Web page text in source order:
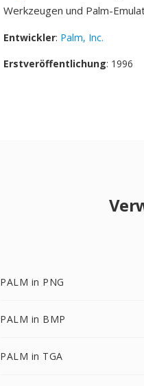
Werkzeugen und Palm-
Entwickler: Palm, Inc.
Erstveröffentlichung: 1996
PALM in PNG
PALM in BMP
PALM in TGA